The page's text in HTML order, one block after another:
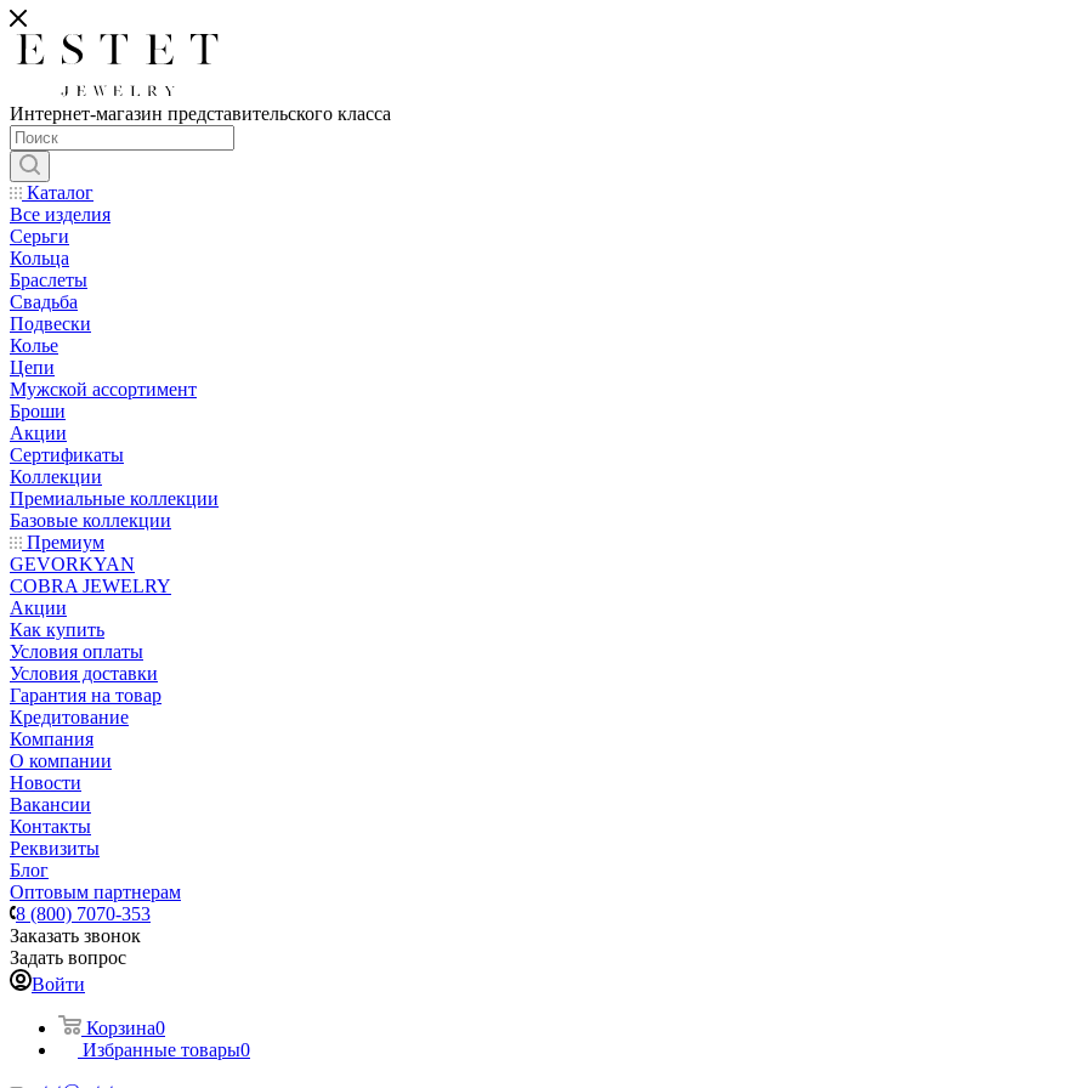
Интернет-магазин представительского класса
Каталог
Все изделия
Серьги
Кольца
Браслеты
Свадьба
Подвески
Колье
Цепи
Мужской ассортимент
Броши
Акции
Сертификаты
Коллекции
Премиальные коллекции
Базовые коллекции
Премиум
GEVORKYAN
COBRA JEWELRY
Акции
Как купить
Условия оплаты
Условия доставки
Гарантия на товар
Кредитование
Компания
О компании
Новости
Вакансии
Контакты
Реквизиты
Блог
Оптовым партнерам
8 (800) 7070-353
Заказать звонок
Задать вопрос
Войти
Корзина0
Избранные товары0